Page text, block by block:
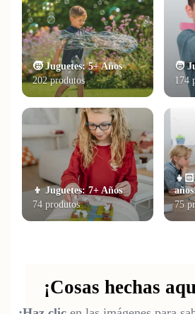
🧒 Juguetes: 5+ Años
202 produtos
🧑
174
👦 Juguetes: 7+ Años
74 produtos
👧🏻
75
¡Cosas hechas